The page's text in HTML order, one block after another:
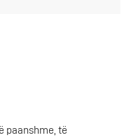
paanshme, të